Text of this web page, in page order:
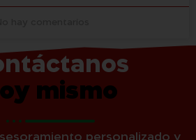
mismo